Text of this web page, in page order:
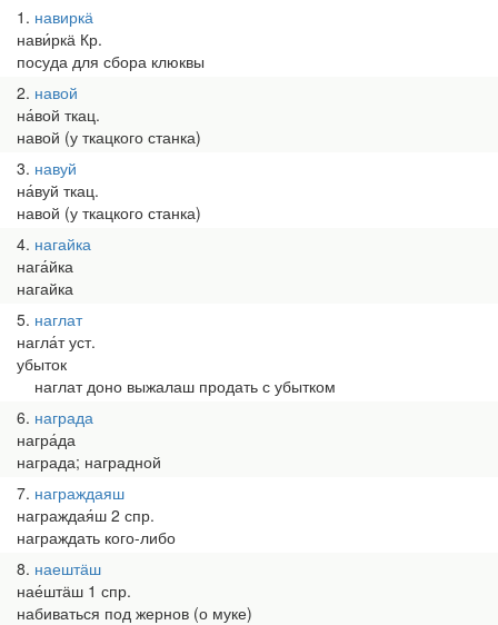
1 навиркӓ
нави́ркӓ Кр.
посуда для сбора клюквы
2 навой
на́вой ткац.
навой (у ткацкого станка)
3 навуй
на́вуй ткац.
навой (у ткацкого станка)
4 нагайка
нага́йка
нагайка
5 наглат
нагла́т уст.
убыток
наглат доно выжалаш продать с убытком
6 награда
награ́да
награда; наградной
7 награждаяш
награждая́ш 2 спр.
награждать кого-либо
8 наештӓш
нае́штӓш 1 спр.
набиваться под жернов (о муке)